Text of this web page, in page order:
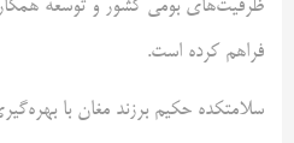
ظرفیت‌های بومی کشور و توسعه
فراهم کرده است.
سلامتکده حکیم برزند مغان با